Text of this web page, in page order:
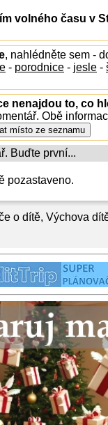
o dítě, Výchova
volného času v
, nahlédněte sem -
- porodnice - jesle -
nenajdou to, co
Obě
Buďte první...
pozastaveno.